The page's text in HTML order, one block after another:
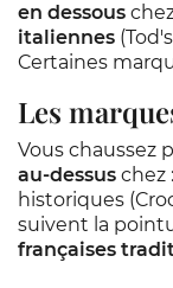
en dessous
italiennes
Certaines
Les
Vous chaussez
au-dessus chez
historiques
suivent la
françaises